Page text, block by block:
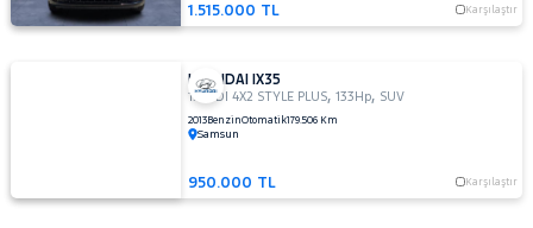
1.515.000 TL Karşılaştır
HYUNDAI IX35
1.6 GDI 4X2 STYLE PLUS,133Hp, SUV
2013BenzinOtomatik179.506 Km
Samsun
950.000 TL Karşılaştır